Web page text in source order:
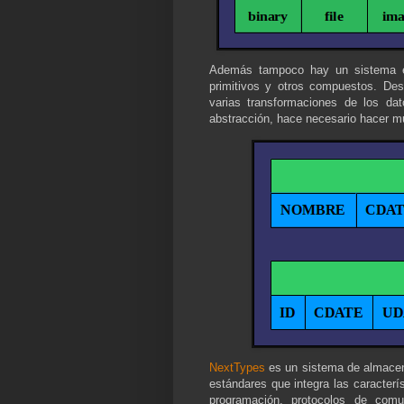
Además tampoco hay un sistema
primitivos y otros compuestos.
varias transformaciones de los
abstracción, hace necesario hacer
NextTypes es un sistema de
estándares que integra las
programación, protocolos de